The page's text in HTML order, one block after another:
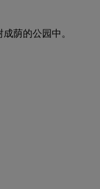
荫的公园中。